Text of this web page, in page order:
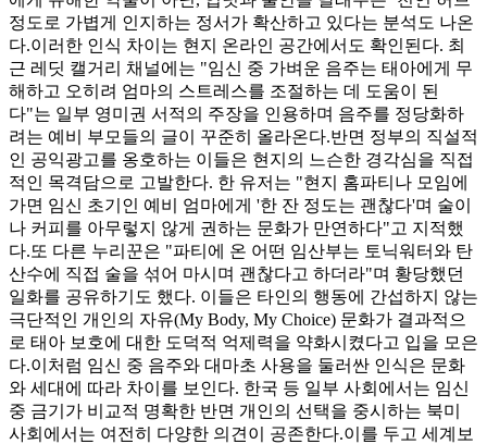
정도로 가볍게 인지하는 정서가 확산하고 있다는 분석도 나온
다.이러한 인식 차이는 현지 온라인 공간에서도 확인된다. 최
근 레딧 캘거리 채널에는 "임신 중 가벼운 음주는 태아에게 무
해하고 오히려 엄마의 스트레스를 조절하는 데 도움이 된
다"는 일부 영미권 서적의 주장을 인용하며 음주를 정당화하
려는 예비 부모들의 글이 꾸준히 올라온다.반면 정부의 직설적
인 공익광고를 옹호하는 이들은 현지의 느슨한 경각심을 직접
적인 목격담으로 고발한다. 한 유저는 "현지 홈파티나 모임에
가면 임신 초기인 예비 엄마에게 '한 잔 정도는 괜찮다'며 술이
나 커피를 아무렇지 않게 권하는 문화가 만연하다"고 지적했
다.또 다른 누리꾼은 "파티에 온 어떤 임산부는 토닉워터와 탄
산수에 직접 술을 섞어 마시며 괜찮다고 하더라"며 황당했던
일화를 공유하기도 했다. 이들은 타인의 행동에 간섭하지 않는
극단적인 개인의 자유(My Body, My Choice) 문화가 결과적으
로 태아 보호에 대한 도덕적 억제력을 약화시켰다고 입을 모은
다.이처럼 임신 중 음주와 대마초 사용을 둘러싼 인식은 문화
와 세대에 따라 차이를 보인다. 한국 등 일부 사회에서는 임신
중 금기가 비교적 명확한 반면 개인의 선택을 중시하는 북미
사회에서는 여전히 다양한 의견이 공존한다.이를 두고 세계보